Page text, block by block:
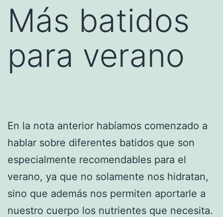
Más batidos
para verano
En la nota anterior habíamos comenzado a
hablar sobre diferentes batidos que son
especialmente recomendables para el
verano, ya que no solamente nos hidratan,
sino que además nos permiten aportarle a
nuestro cuerpo los nutrientes que necesita.